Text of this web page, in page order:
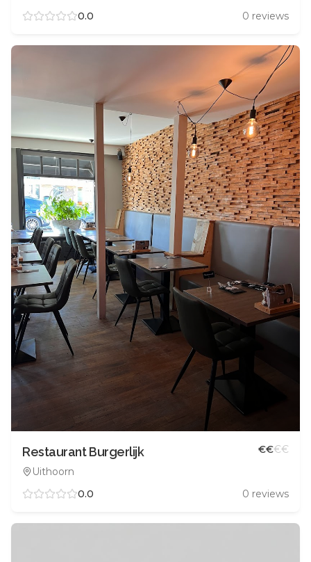
0.0 0 reviews
Restaurant Burgerlijk
Uithoorn
€€€€
0.0 0 reviews